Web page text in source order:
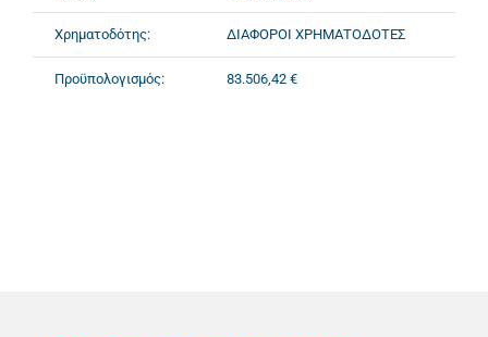
Χρηματοδότης: ΔΙΑΦΟΡΟΙ ΧΡΗΜΑΤΟΔΟΤΕΣ
Προϋπολογισμός: 83.506,42 €